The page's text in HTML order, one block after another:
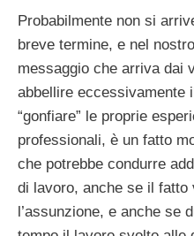
Probabilmente non si
breve termine, e nel
messaggio che arriva dai
abbellire eccessivamente il
“gonfiare” le proprie
professionali, è un fatto
che potrebbe condurre
di lavoro, anche se il fatto
l’assunzione, e anche se